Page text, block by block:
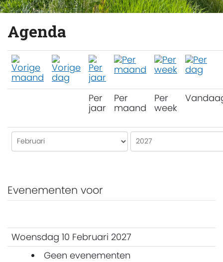
Agenda
Per
jaar
Per
maand
Per
week
Evenementen voor
Woensdag 10 Februari 2027
Geen evenementen